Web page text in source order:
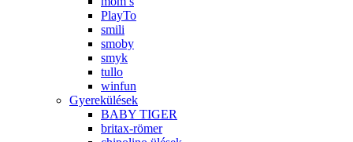
PlayTo
smili
smoby
smyk
tullo
winfun
Gyerekülések
BABY TIGER
britax-römer